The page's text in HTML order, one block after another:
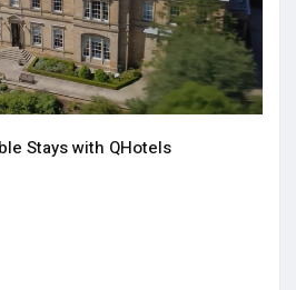
Stays with QHotels